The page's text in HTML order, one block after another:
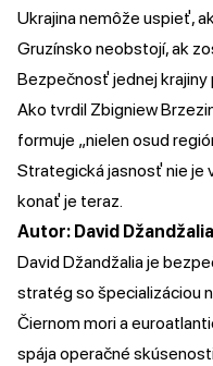
Ukrajina nemôže uspieť,
Gruzínsko neobstojí, ak
Bezpečnosť jednej
Ako tvrdil Zbigniew
formuje „nielen osud
Strategická jasnosť nie je
konať je teraz.
Autor: David Džandžalia
David Džandžalia je
stratég so špecializáciou
Čiernom mori a
spája operačné